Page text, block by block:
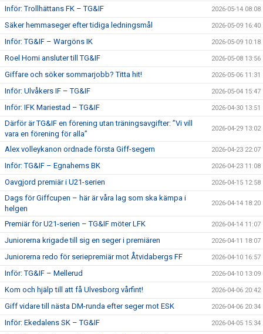
Inför: Trollhättans FK – TG&IF 2026-05-14 08:08
Säker hemmaseger efter tidiga ledningsmål 2026-05-09 16:40
Inför: TG&IF – Wargöns IK 2026-05-09 10:18
Roel Homi ansluter till TG&IF 2026-05-08 13:56
Giffare och söker sommarjobb? Titta hit! 2026-05-06 11:31
Inför: Ulvåkers IF – TG&IF 2026-05-04 15:47
Inför: IFK Mariestad – TG&IF 2026-04-30 13:51
Därför är TG&IF en förening utan träningsavgifter: ”Vi vill
vara en förening för alla”
2026-04-29 13:02
Alex volleykanon ordnade första Giff-segern 2026-04-23 22:07
Inför: TG&IF – Egnahems BK 2026-04-23 11:08
Oavgjord premiär i U21-serien 2026-04-15 12:58
Dags för Giffcupen – här är våra lag som ska kämpa i
helgen
2026-04-14 18:20
Premiär för U21-serien – TG&IF möter LFK 2026-04-14 11:07
Juniorerna krigade till sig en seger i premiären 2026-04-11 18:07
Juniorerna redo för seriepremiär mot Åtvidabergs FF 2026-04-10 16:57
Inför: TG&IF – Mellerud 2026-04-10 13:09
Kom och hjälp till att få Ulvesborg vårfint! 2026-04-06 20:42
Giff vidare till nästa DM-runda efter seger mot ESK 2026-04-06 20:34
Inför: Ekedalens SK – TG&IF 2026-04-05 15:34